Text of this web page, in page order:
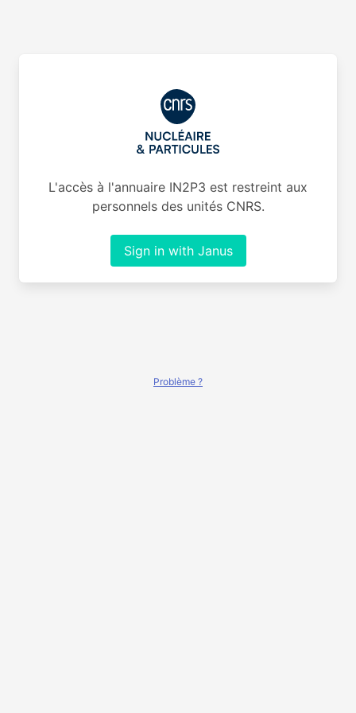
L'accès à l'annuaire IN2P3 est restreint aux
personnels des unités CNRS.
Sign in with Janus
Problème ?